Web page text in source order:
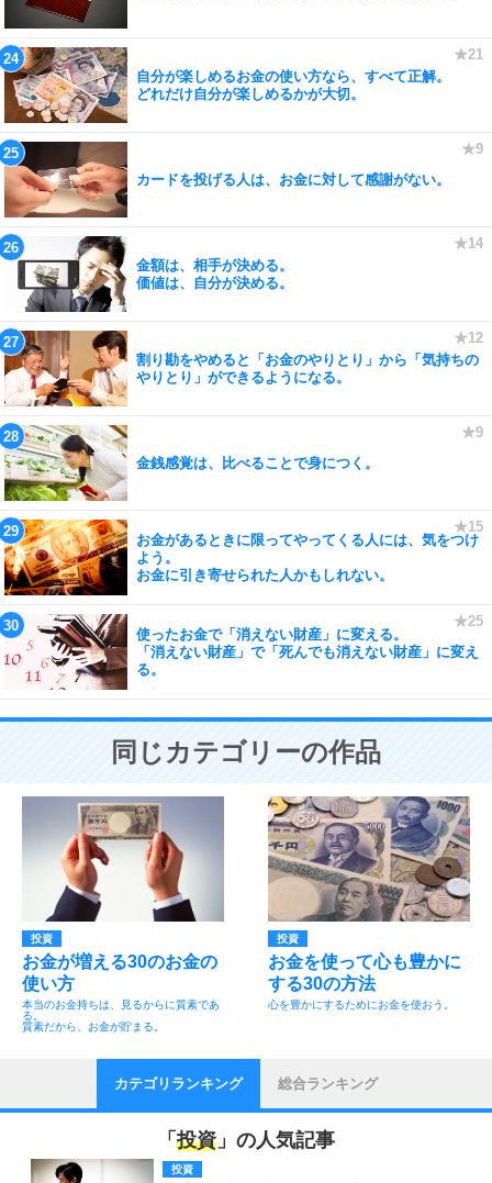
自分が楽しめるお金の使い方なら、すべて正解。
どれだけ自分が楽しめるかが大切。
カードを投げる人は、お金に対して感謝がない。
金額は、相手が決める。
価値は、自分が決める。
割り勘をやめると「お金のやりとり」から「気持ちの
やりとり」ができるようになる。
金銭感覚は、比べることで身につく。
お金があるときに限ってやってくる人には、気をつけ
よう。
お金に引き寄せられた人かもしれない。
使ったお金で「消えない財産」に変える。
「消えない財産」で「死んでも消えない財産」に変え
る。
同じカテゴリーの作品
投資
お金が増える30のお金の
使い方
本当のお金持ちは、見るからに質素であ
る。
質素だから、お金が貯まる。
投資
お金を使って心も豊かに
する30の方法
心を豊かにするためにお金を使おう。
カテゴリランキング 総合ランキング
「投資 」の人気記事
投資